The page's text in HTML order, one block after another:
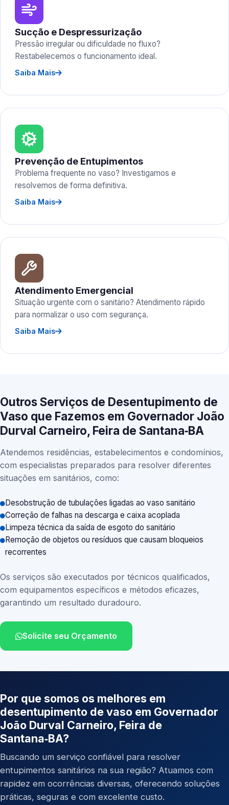
Sucção e Despressurização
Pressão irregular ou dificuldade no fluxo?
Restabelecemos o funcionamento ideal.
Saiba Mais
Prevenção de Entupimentos
Problema frequente no vaso? Investigamos e
resolvemos de forma definitiva.
Saiba Mais
Atendimento Emergencial
Situação urgente com o sanitário? Atendimento rápido
para normalizar o uso com segurança.
Saiba Mais
Outros Serviços de Desentupimento de
Vaso que Fazemos em Governador João
Durval Carneiro, Feira de Santana‑BA
Atendemos residências, estabelecimentos e condomínios,
com especialistas preparados para resolver diferentes
situações em sanitários, como:
Desobstrução de tubulações ligadas ao vaso sanitário
Correção de falhas na descarga e caixa acoplada
Limpeza técnica da saída de esgoto do sanitário
Remoção de objetos ou resíduos que causam bloqueios
recorrentes
Os serviços são executados por técnicos qualificados,
com equipamentos específicos e métodos eficazes,
garantindo um resultado duradouro.
Solicite seu Orçamento
Por que somos os melhores em
desentupimento de vaso em Governador
João Durval Carneiro, Feira de
Santana‑BA?
Buscando um serviço confiável para resolver
entupimentos sanitários na sua região? Atuamos com
rapidez em ocorrências diversas, oferecendo soluções
práticas, seguras e com excelente custo.